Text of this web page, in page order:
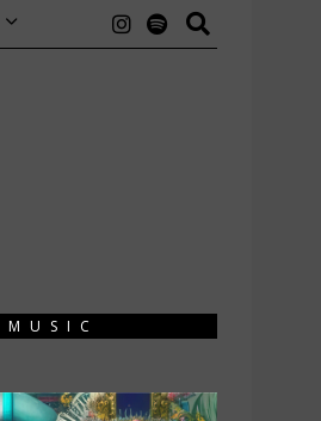
MUSIC